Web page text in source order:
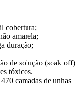
cobertura;
amarela;
duração;
de solução (soak-off)
tóxicos.
camadas de unhas